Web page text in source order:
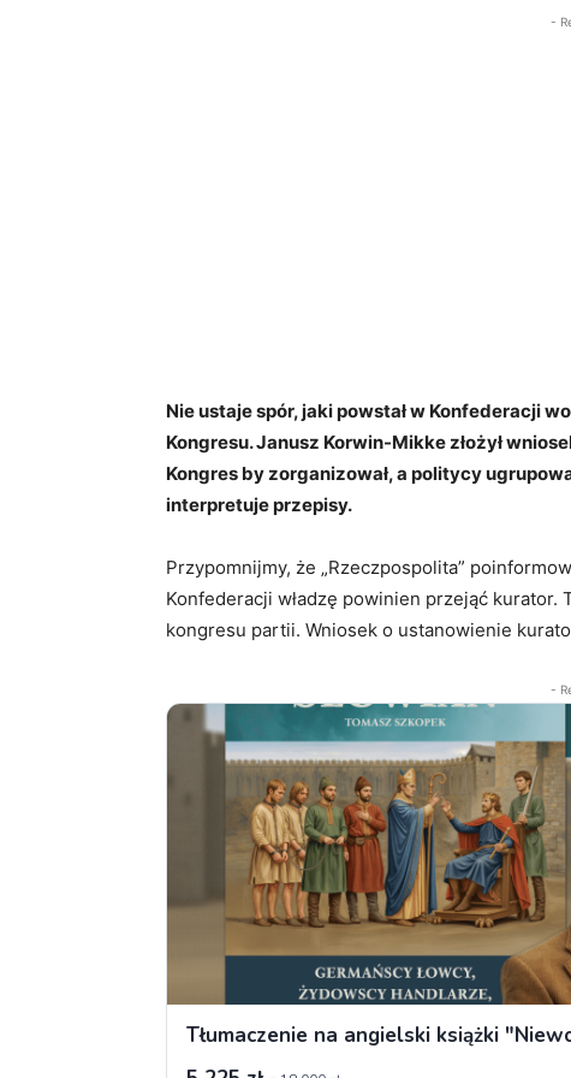
-
Nie ustaje spór, jaki powstał w Konfederacji
Kongresu. Janusz Korwin-Mikke złożył
Kongres by zorganizował, a politycy
interpretuje przepisy.
Przypomnijmy, że „Rzeczpospolita”
Konfederacji władzę powinien przejąć
kongresu partii. Wniosek o ustanowienie
-